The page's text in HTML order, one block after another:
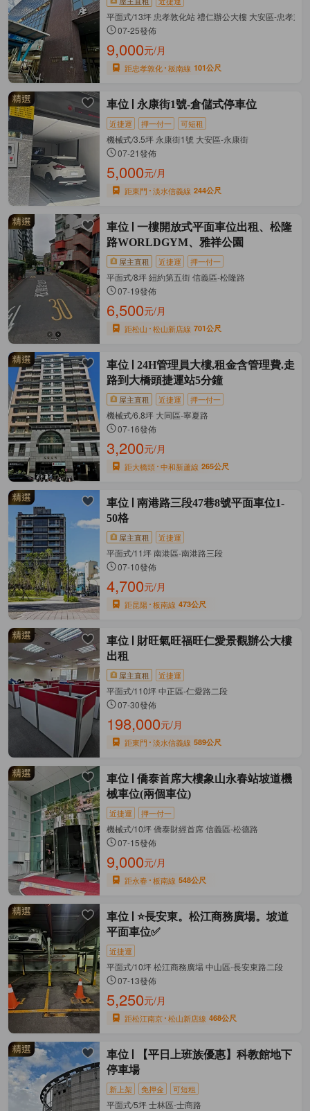
平面式/13坪 忠孝敦化站 禮仁辦公大樓 大安區-忠孝東
07-25發佈
9,000元/月
距忠孝敦化 板南線 101公尺
車位 永康街1號-倉儲式停車位
近捷運 押一付一 可短租
機械式/3.5坪 永康街1號 大安區-永康街
07-21發佈
5,000元/月
距東門 淡水信義線 244公尺
車位
一樓開放式平面車位出租、松隆
路WORLDGYM、雅祥公園
屋主直租 近捷運 押一付一
平面式/8坪 紐約第五街 信義區-松隆路
07-19發佈
6,500元/月
距松山 松山新店線 701公尺
車位
24H管理員大樓,租金含管理費.走
路到大橋頭捷運站5分鐘
屋主直租 近捷運 押一付一
機械式/6.8坪 大同區-寧夏路
07-16發佈
3,200元/月
距大橋頭 中和新蘆線 265公尺
車位
南港路三段47巷8號平面車位1-
50格
屋主直租 近捷運
平面式/11坪 南港區-南港路三段
07-10發佈
4,700元/月
距昆陽 板南線 473公尺
車位
財旺氣旺福旺仁愛景觀辦公大樓
出租
屋主直租 近捷運
平面式/110坪 中正區-仁愛路二段
07-30發佈
198,000元/月
距東門 淡水信義線 589公尺
車位
僑泰首席大樓象山永春站坡道機
械車位(兩個車位)
近捷運 押一付一
機械式/10坪 僑泰財經首席 信義區-松德路
07-15發佈
9,000元/月
距永春 板南線 548公尺
車位
⭐長安東。松江商務廣場。坡道
平面車位✅
近捷運
平面式/10坪 松江商務廣場 中山區-長安東路二段
07-13發佈
5,250元/月
距松江南京 松山新店線 468公尺
車位
【平日上班族優惠】科教館地下
停車場
新上架 免押金 可短租
平面式/5坪 士林區-士商路